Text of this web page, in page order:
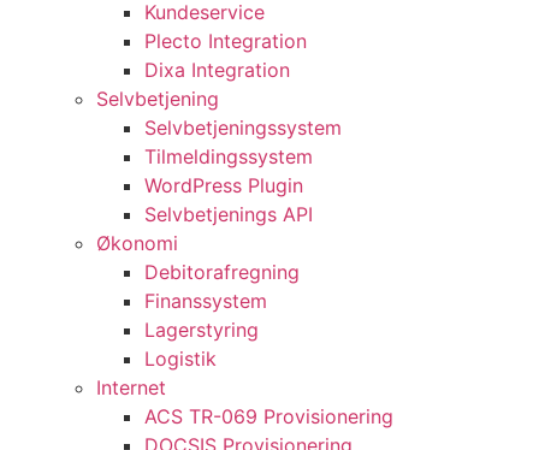
Kundeservice
Plecto Integration
Dixa Integration
Selvbetjening
Selvbetjeningssystem
Tilmeldingssystem
WordPress Plugin
Selvbetjenings API
Økonomi
Debitorafregning
Finanssystem
Lagerstyring
Logistik
Internet
ACS TR-069 Provisionering
DOCSIS Provisionering